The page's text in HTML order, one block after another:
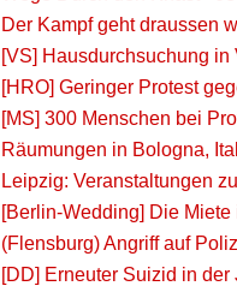
Der Kampf geht draussen
[VS] Hausdurchsuchung
[HRO] Geringer Protest
[MS] 300 Menschen bei
Räumungen in Bologna,
Leipzig: Veranstaltungen
[Berlin-Wedding] Die
(Flensburg) Angriff auf
[DD] Erneuter Suizid in